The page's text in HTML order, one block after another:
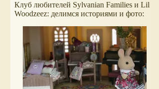
Клуб любителей Sylvanian Families и Lil
Woodzeez: делимся историями и фото: